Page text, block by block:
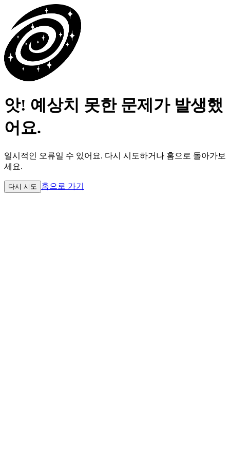
앗! 예상치 못한 문제가 발생했
어요.
일시적인 오류일 수 있어요. 다시 시도하거나 홈으로 돌아가보
세요.
다시 시도 홈으로 가기